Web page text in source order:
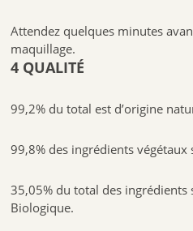
Attendez quelques minutes
maquillage.
4 QUALITÉ
99,2% du total est d’origine
99,8% des ingrédients végétaux
35,05% du total des ingrédients
Biologique.